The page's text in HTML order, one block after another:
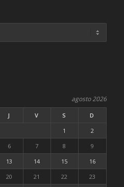
agosto 2026
J V S
D
1
2
6 7 8
9
13 14 15
16
20 21 22
23